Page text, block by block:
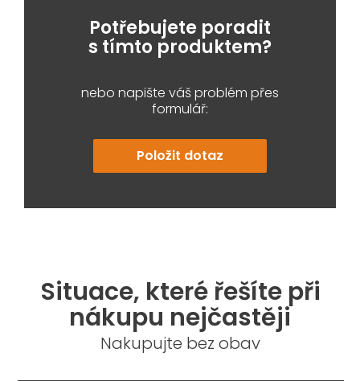
Potřebujete poradit
s tímto produktem?
nebo napište váš problém přes
formulář:
Položit dotaz
Situace, které řešíte při
nákupu nejčastěji
Nakupujte bez obav